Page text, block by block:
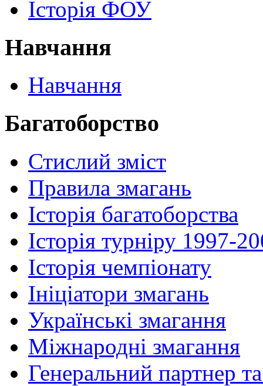
Історія ФОУ
Навчання
Навчання
Багатоборство
Стислий зміст
Правила змагань
Історія багатоборства
Історія турніру 1997-
Історія чемпіонату
Ініціатори змагань
Українські змагання
Міжнародні змагання
Генеральний партнер